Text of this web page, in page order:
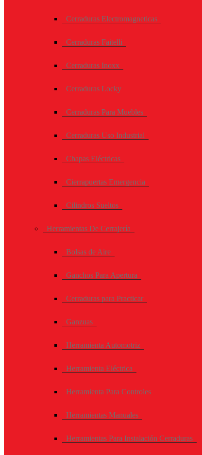
Cerraduras Electromagneticas
Cerraduras Faitelli
Cerraduras Inoxx
Cerraduras Locky
Cerraduras Para Muebles
Cerraduras Uso Industrial
Chapas Eléctricas
Cierrapuertas Emergencia
Cilindros Sueltos
Herramientas De Cerrajería
Bolsas de Aire
Ganchos Para Apertura
Cerraduras para Practicar
Ganzuas
Herramienta Automotriz
Herramienta Eléctrica
Herramienta Para Controles
Herramientas Manuales
Herramientas Para Instalación Cerraduras